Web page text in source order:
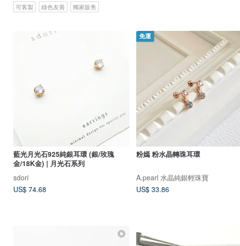
可客製 綠色友善 獨家販售
藍光月光石925純銀耳環 (銀/玫瑰
金/18K金) | 月光石系列
sdori
US$ 74.68
免運
粉嫣 粉水晶轉珠耳環
A.pearl 水晶純銀輕珠寶
US$ 33.86